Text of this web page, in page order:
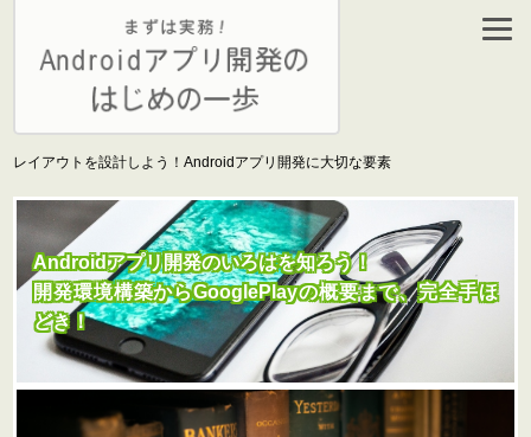
レイアウトを設計しよう！Androidアプリ開発に大切な要素
Androidアプリ開発のいろはを知ろう！
開発環境構築からGooglePlayの概要まで、完全手ほ
どき！